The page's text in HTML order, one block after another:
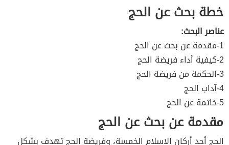
خطة بحث عن الحج
عناصر البحث:
1-مقدمة عن بحث عن الحج
2-كيفية أداء فريضة الحج
3-الحكمة من فريضة الحج
4-آداب الحج
5-خاتمة عن الحج
مقدمة عن بحث عن الحج
الحج أحد أركان الإسلام الخمسة، وفريضة الحج تهدف بشكل